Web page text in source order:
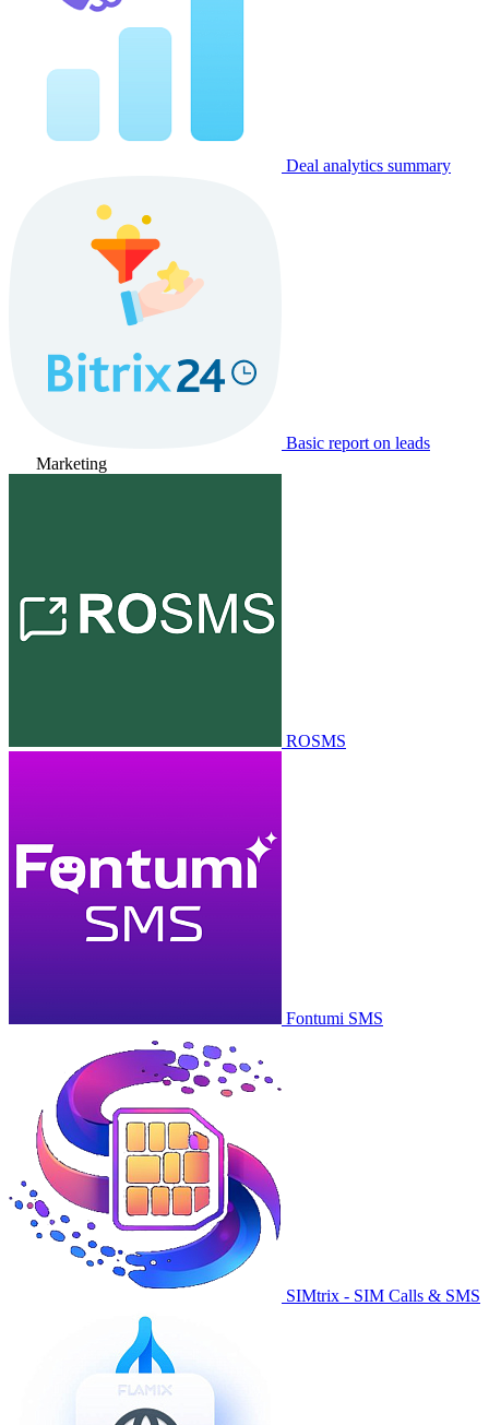
Deal analytics summary
Basic report on leads
Marketing
ROSMS
Fontumi SMS
SIMtrix - SIM Calls & SMS